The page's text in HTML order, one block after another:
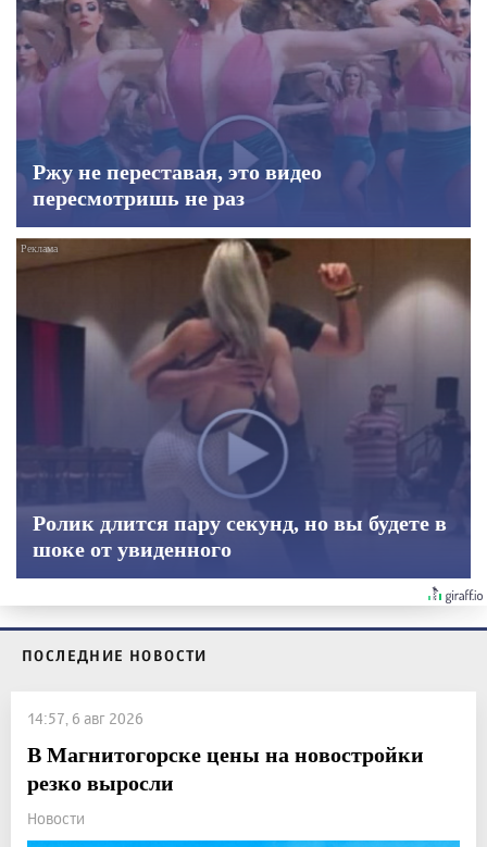
Ржу не переставая, это видео
пересмотришь не раз
Ролик длится пару секунд, но вы будете в
шоке от увиденного
ПОСЛЕДНИЕ НОВОСТИ
14:57, 6 авг 2026
В Магнитогорске цены на новостройки
резко выросли
Новости